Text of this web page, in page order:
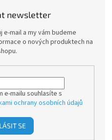
newsletter
e-mail a my vám budeme
o nových produktech na
e-mailu souhlasíte s
ochrany osobních údajů
SE